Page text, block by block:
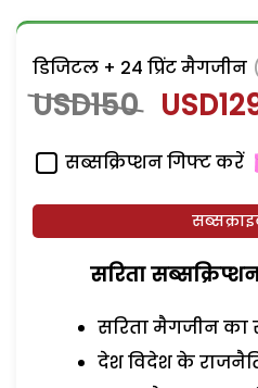
डिजिटल + 24 प्रिंट मैगजीन
USD150
सब्सक्रिप्शन गिफ्ट करें
सरिता
सरिता मैगजीन का
देश विदेश के